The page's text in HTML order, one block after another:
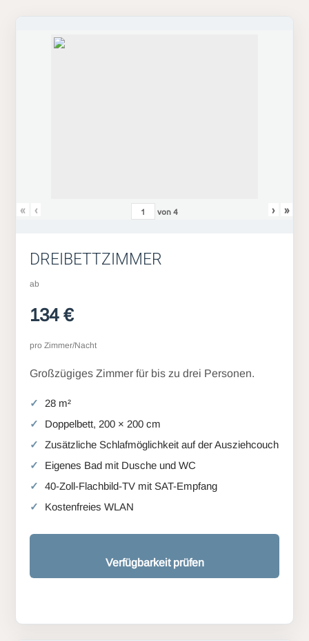
« ‹ von4 › »
DREIBETTZIMMER
ab
134 €
pro Zimmer/Nacht
Großzügiges Zimmer für bis zu drei Personen.
28 m²
Doppelbett, 200 × 200 cm
Zusätzliche Schlafmöglichkeit auf der Ausziehcouch
Eigenes Bad mit Dusche und WC
40-Zoll-Flachbild-TV mit SAT-Empfang
Kostenfreies WLAN
Verfügbarkeit prüfen